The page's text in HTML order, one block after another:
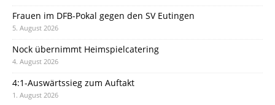
Frauen im DFB-Pokal gegen den SV Eutingen
5. August 2026
Nock übernimmt Heimspielcatering
4. August 2026
4:1-Auswärtssieg zum Auftakt
1. August 2026